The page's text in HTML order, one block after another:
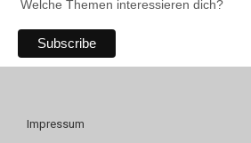
Welche Themen interessieren dich?
Impressum